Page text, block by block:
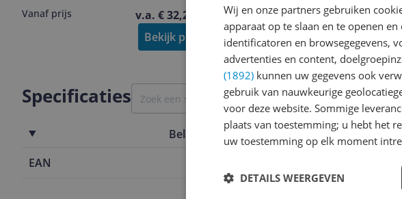
Vanaf prijs v.a. € 32,22 -13%
Bekijk product
v.a. €
Bekijk
Specificaties
Belangrijkste kenmerken
EAN
Wij en onze partners gebruiken
apparaat op te slaan en te openen
identificatoren en browsegegevens,
advertenties en content,
(1892) kunnen uw gegevens ook
gebruik van nauwkeurige
voor deze website. Sommige
plaats van toestemming; u hebt het
uw toestemming op elk moment
DETAILS WEERGEVEN